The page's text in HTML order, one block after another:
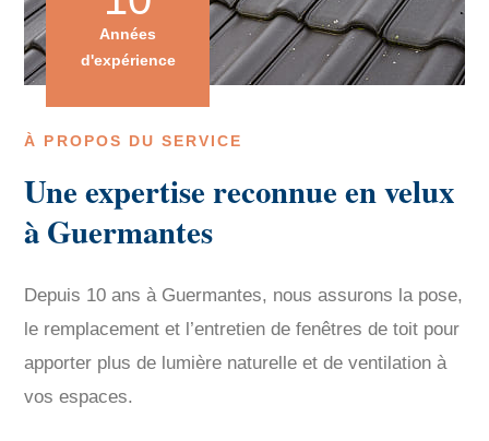
À PROPOS DU SERVICE
Une expertise reconnue en velux
à Guermantes
Depuis 10 ans à Guermantes, nous assurons la pose,
le remplacement et l’entretien de fenêtres de toit pour
apporter plus de lumière naturelle et de ventilation à
vos espaces.
Années
d'expérience